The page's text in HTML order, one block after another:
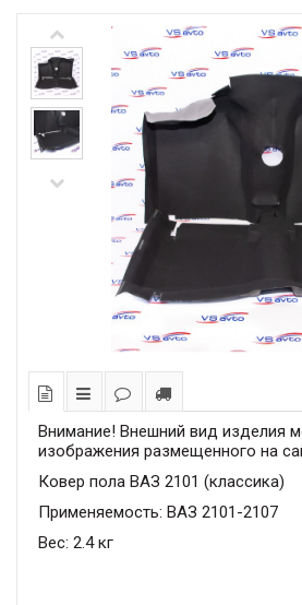
Внимание! Внешний вид изделия
изображения размещенного на
Ковер пола ВАЗ 2101 (классика)
Применяемость: ВАЗ 2101-2107
Вес: 2.4 кг